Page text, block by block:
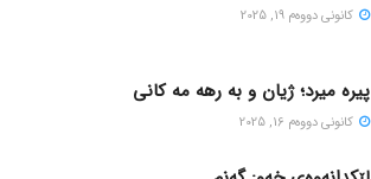
كانونی دووه‌م 19, 2025
پیره میرد؛ ژیان و به رهه مه کانی
كانونی دووه‌م 16, 2025